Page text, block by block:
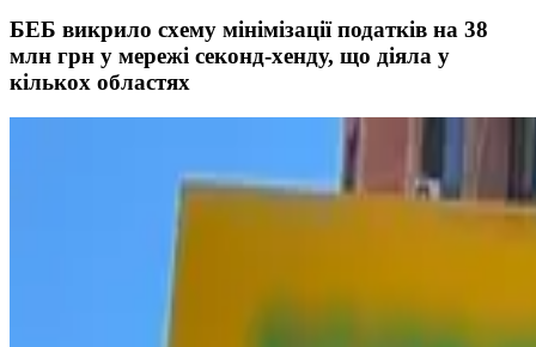
БЕБ викрило схему мінімізації податків на 38
млн грн у мережі секонд-хенду, що діяла у
кількох областях